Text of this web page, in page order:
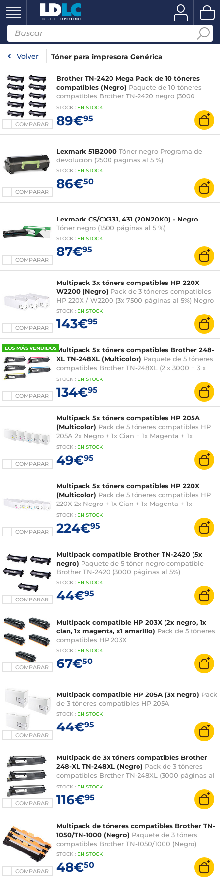
Volver Tóner para impresora Genérica
COMPARAR
Brother TN-2420 Mega Pack de 10 tóneres
compatibles (Negro) Paquete de 10 tóneres
compatibles Brother TN-2420 negro (3000
páginas al 5%)
STOCK : EN STOCK
89€95
COMPARAR
Lexmark 51B2000 Tóner negro Programa de
devolución (2500 páginas al 5 %)
STOCK : EN STOCK
86€50
COMPARAR
Lexmark CS/CX331, 431 (20N20K0) - Negro
Tóner negro (1500 páginas al 5 %)
STOCK : EN STOCK
87€95
COMPARAR
Multipack 3x tóners compatibles HP 220X
W2200 (Negro) Pack de 3 tóneres compatibles
HP 220X / W2200 (3x 7500 páginas al 5%) Negro
STOCK : EN STOCK
143€95
LOS MÁS VENDIDOS
COMPARAR
Multipack 5x tóners compatibles Brother 248-
XL TN-248XL (Multicolor) Paquete de 5 tóneres
compatibles Brother TN-248XL (2 x 3000 + 3 x
2300 páginas al 5 %) Multicolor
[LDLCCONTEXT:Este paquete de 5 tóneres
compatibles Brother 248-XL TN-248XL (2 tóneres
negros + 1 tóner amarillo + 1 tóner magenta + 1
inferior al de su equival
STOCK : EN STOCK
134€95
COMPARAR
Multipack 5x tóners compatibles HP 205A
(Multicolor) Pack de 5 tóneres compatibles HP
205A 2x Negro + 1x Cian + 1x Magenta + 1x
Amarillo
STOCK : EN STOCK
49€95
COMPARAR
Multipack 5x tóners compatibles HP 220X
(Multicolor) Pack de 5 tóneres compatibles HP
220X 2x Negro + 1x Cian + 1x Magenta + 1x
Amarillo
STOCK : EN STOCK
224€95
COMPARAR
Multipack compatible Brother TN-2420 (5x
negro) Paquete de 5 tóner negro compatible
Brother TN-2420 (3000 páginas al 5%)
STOCK : EN STOCK
44€95
COMPARAR
Multipack compatible HP 203X (2x negro, 1x
cian, 1x magenta, x1 amarillo) Pack de 5 tóneres
compatibles HP 203X
STOCK : EN STOCK
67€50
COMPARAR
Multipack compatible HP 205A (3x negro) Pack
de 3 tóneres compatibles HP 205A
STOCK : EN STOCK
44€95
COMPARAR
Multipack de 3x tóners compatibles Brother
248-XL TN-248XL (Negro) Pack de 3 tóneres
compatibles Brother TN-248XL (3000 páginas al
5%) Negro [LDLCCONTEXT:Este pack de 3
tóneres compatibles Brother 248-XL TN-248XL
ofrece un precio por página mucho más bajo
impresoras. ]
STOCK : EN STOCK
116€95
COMPARAR
Multipack de tóneres compatibles Brother TN-
1050/TN-1000 (Negro) Paquete de 3 tóners
compatibles Brother TN-1050/1000 (Negro)
STOCK : EN STOCK
48€50